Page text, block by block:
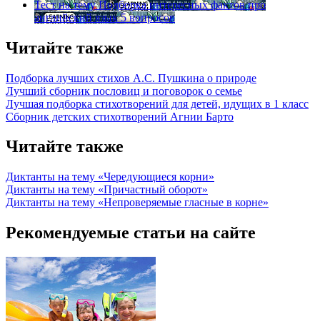
Тест на тему Подборка интересных фактов про
английский язык 5 вопросов
Читайте также
Подборка лучших стихов А.С. Пушкина о природе
Лучший сборник пословиц и поговорок о семье
Лучшая подборка стихотворений для детей, идущих в 1 класс
Сборник детских стихотворений Агнии Барто
Читайте также
Диктанты на тему «Чередующиеся корни»
Диктанты на тему «Причастный оборот»
Диктанты на тему «Непроверяемые гласные в корне»
Рекомендуемые статьи на сайте